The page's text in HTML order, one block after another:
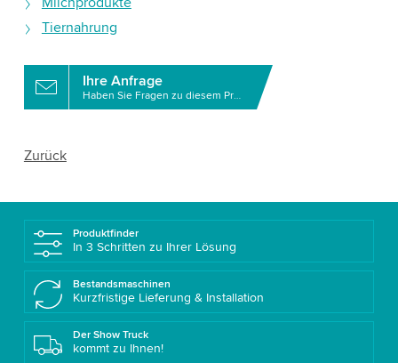
Tiernahrung
Ihre Anfrage
Haben Sie Fragen zu diesem Produkt?
Zurück
Produktfinder
In 3 Schritten zu Ihrer Lösung
Bestandsmaschinen
Kurzfristige Lieferung & Installation
Der Show Truck
kommt zu Ihnen!